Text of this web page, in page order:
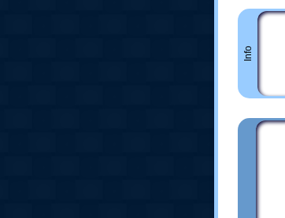
Info